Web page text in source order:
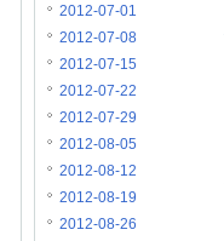
2012-07-01
2012-07-08
2012-07-15
2012-07-22
2012-07-29
2012-08-05
2012-08-12
2012-08-19
2012-08-26